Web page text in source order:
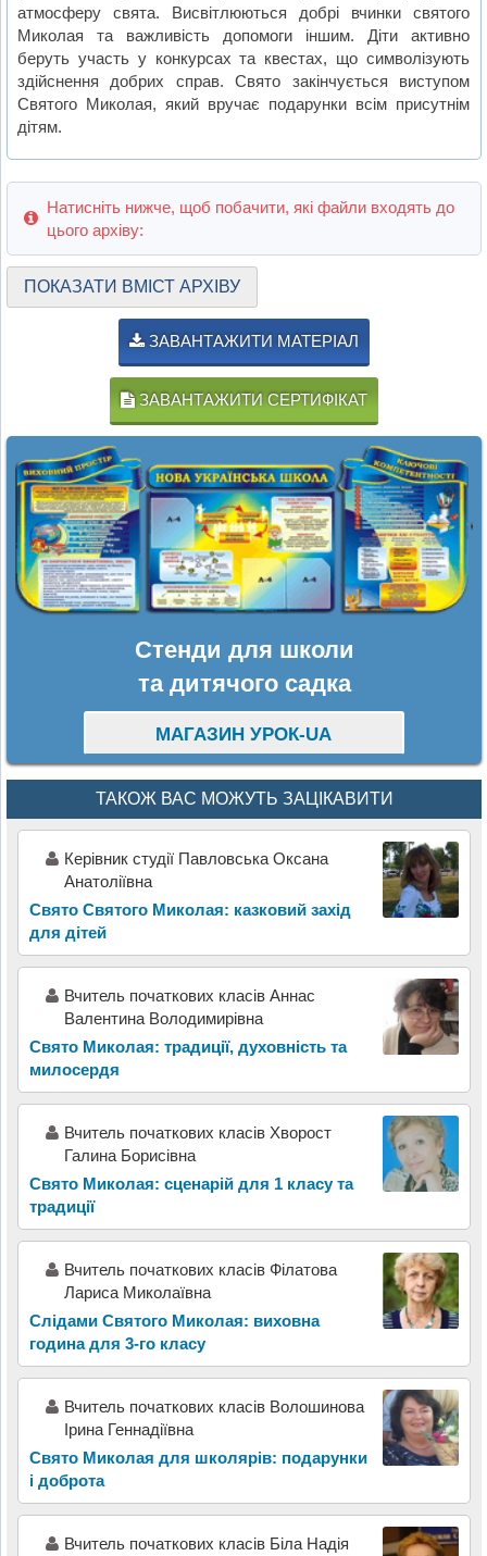
атмосферу свята. Висвітлюються добрі вчинки святого
Миколая та важливість допомоги іншим. Діти активно
беруть участь у конкурсах та квестах, що символізують
здійснення добрих справ. Свято закінчується виступом
Святого Миколая, який вручає подарунки всім присутнім
дітям.
Натисніть нижче, щоб побачити, які файли входять до
цього архіву:
ПОКАЗАТИ ВМІСТ АРХІВУ
ЗАВАНТАЖИТИ МАТЕРІАЛ
ЗАВАНТАЖИТИ СЕРТИФІКАТ
Стенди для школи
та дитячого садка
МАГАЗИН УРОК-UA
ТАКОЖ ВАС МОЖУТЬ ЗАЦІКАВИТИ
Керівник студії Павловська Оксана
Анатоліївна
Свято Святого Миколая: казковий захід
для дітей
Вчитель початкових класів Аннас
Валентина Володимирівна
Свято Миколая: традиції, духовність та
милосердя
Вчитель початкових класів Хворост
Галина Борисівна
Свято Миколая: сценарій для 1 класу та
традиції
Вчитель початкових класів Філатова
Лариса Миколаївна
Слідами Святого Миколая: виховна
година для 3-го класу
Вчитель початкових класів Волошинова
Ірина Геннадіївна
Свято Миколая для школярів: подарунки
і доброта
Вчитель початкових класів Біла Надія